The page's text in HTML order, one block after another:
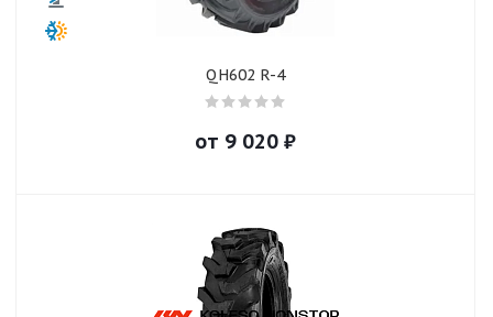
QH602 R-4
от 9 020 ₽